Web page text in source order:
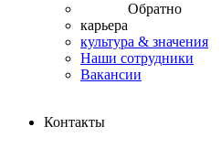
Обратно
карьера
культура & значения
Наши сотрудники
Вакансии
Контакты